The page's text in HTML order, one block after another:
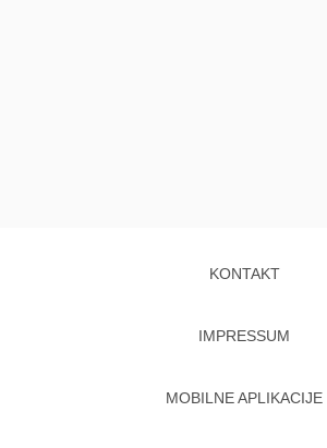
KONTAKT
IMPRESSUM
MOBILNE APLIKACIJE